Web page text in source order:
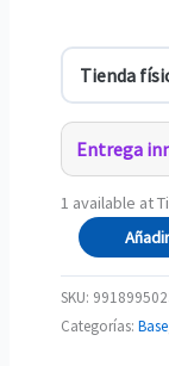
Entrega
1 available at
BASE:
THE
FANG
cantidad
SKU:
Categorías:Base